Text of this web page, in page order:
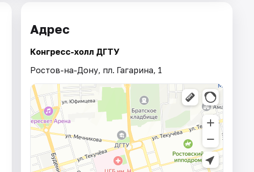
Адрес
Конгресс-холл ДГТУ
Ростов-на-Дону, пл. Гагарина, 1